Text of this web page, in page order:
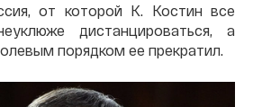
от которой К. Костин все
дистанцироваться, а
порядком ее прекратил.